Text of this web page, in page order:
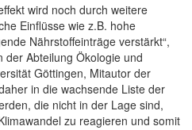
wird noch durch weitere
Einflüsse wie z.B. hohe
Nährstoffeinträge verstärkt“,
der Abteilung Ökologie und
Göttingen, Mitautor der
in die wachsende Liste der
die nicht in der Lage sind,
zu reagieren und somit